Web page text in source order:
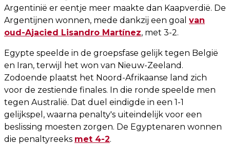
Argentinië er eentje meer maakte dan Kaapverdië. De
Argentijnen wonnen, mede dankzij een goal van
oud-Ajacied Lisandro Martínez, met 3-2.
Egypte speelde in de groepsfase gelijk tegen België
en Iran, terwijl het won van Nieuw-Zeeland.
Zodoende plaatst het Noord-Afrikaanse land zich
voor de zestiende finales. In die ronde speelde men
tegen Australië. Dat duel eindigde in een 1-1
gelijkspel, waarna penalty's uiteindelijk voor een
beslissing moesten zorgen. De Egyptenaren wonnen
die penaltyreeks met 4-2.